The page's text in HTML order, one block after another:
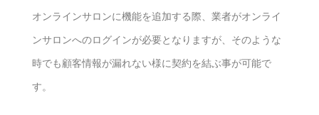
オンラインサロンに機能を追加する際、業者がオンライ
ンサロンへのログインが必要となりますが、そのような
時でも顧客情報が漏れない様に契約を結ぶ事が可能で
す。